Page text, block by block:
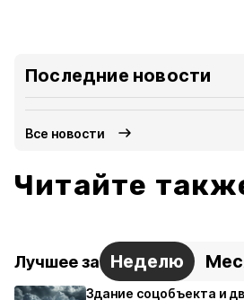
Последние новости
Все новости
Читайте
Лучшее за Неделю
Здание соцобъекта и